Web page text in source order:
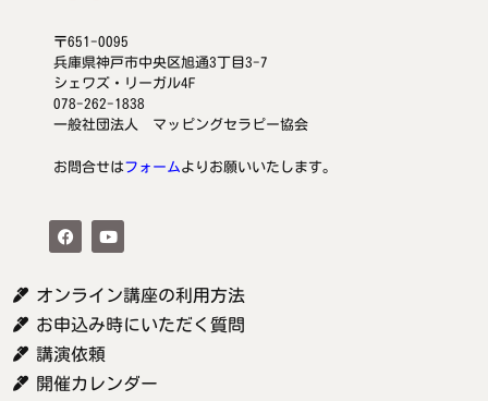
〒651-0095
兵庫県神戸市中央区旭通3丁目3-7
シェワズ・リーガル4F
078-262-1838
一般社団法人 マッピングセラピー協会
お問合せはフォームよりお願いいたします。
オンライン講座の利用方法
お申込み時にいただく質問
講演依頼
開催カレンダー